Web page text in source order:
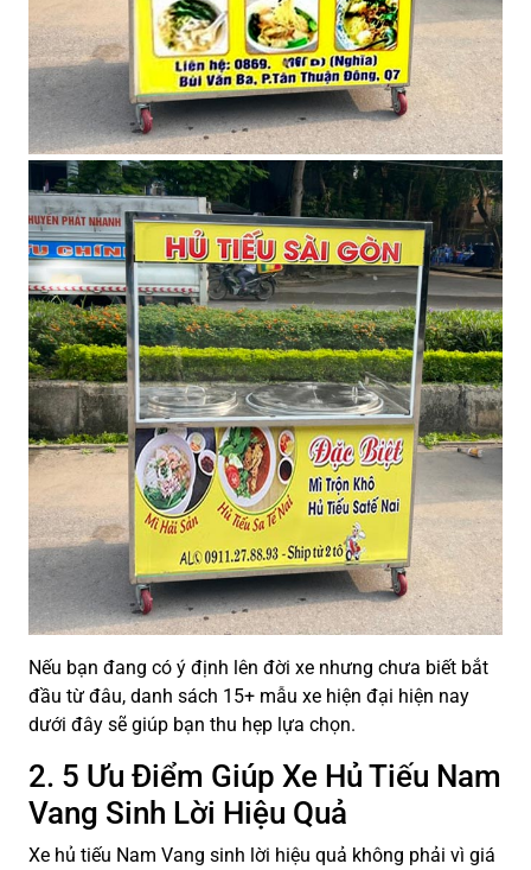
Nếu bạn đang có ý định lên đời xe nhưng chưa biết bắt
đầu từ đâu, danh sách 15+ mẫu xe hiện đại hiện nay
dưới đây sẽ giúp bạn thu hẹp lựa chọn.
2. 5 Ưu Điểm Giúp Xe Hủ Tiếu Nam
Vang Sinh Lời Hiệu Quả
Xe hủ tiếu Nam Vang sinh lời hiệu quả không phải vì giá